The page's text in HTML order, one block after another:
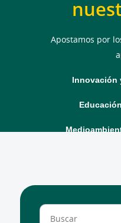
Apostamos por
Innovación